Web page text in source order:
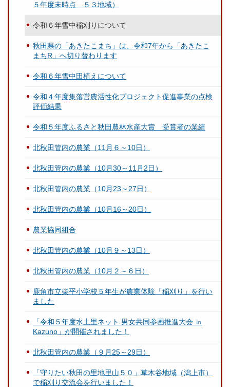
５年度末時点 ５３地域）
令和６年雪中稲刈りについて
秋田県の「あきたこまち」は、令和7年から「あきたこ
まちR」へ切り替わります
令和６年雪中田植えについて
令和４年度集落営農活性化プロジェクト促進事業の点検
評価結果
令和５年度ふるさと秋田農林水産大賞 受賞者の業績
北秋田管内の農業（11月６～10日）
北秋田管内の農業（10月30～11月2日）
北秋田管内の農業（10月23～27日）
北秋田管内の農業（10月16～20日）
農業協同組合
北秋田管内の農業（10月９～13日）
北秋田管内の農業（10月２～６日）
鹿角市立柴平小学校５年生が農業体験「稲刈り」を行い
ました
「令和５年度水土里ネット 男女共同参画推進大会 ㏌
Kazuno」が開催されました！
北秋田管内の農業（９月25～29日）
「守りたい秋田の里地里山５０」草木谷地域（潟上市）
で稲刈り交流会を行いました！